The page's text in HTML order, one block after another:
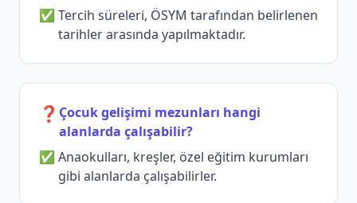
Tercih süreleri, ÖSYM tarafından belirlenen
tarihler arasında yapılmaktadır.
❓ Çocuk gelişimi mezunları hangi
alanlarda çalışabilir?
Anaokulları, kreşler, özel eğitim kurumları
gibi alanlarda çalışabilirler.